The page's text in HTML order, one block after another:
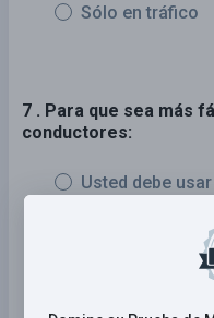
Sólo en tráfico
7 . Para que sea más
conductores:
Usted debe
Usted debe
Usted debe